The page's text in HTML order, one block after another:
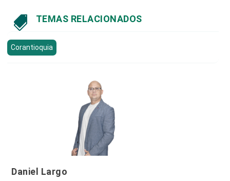
 TEMAS RELACIONADOS
Corantioquia
Daniel Largo